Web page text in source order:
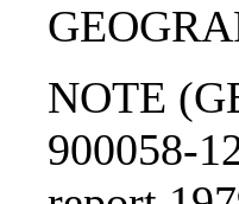
NOTE
900058-